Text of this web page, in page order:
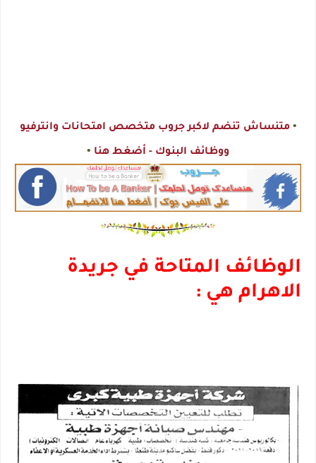
•متنساش تنضم لاكبر جروب متخصص امتحانات وانترفيو
ووظائف البنوك - أضغط هنا •
الوظائف المتاحة في جريدة
الاهرام هي :